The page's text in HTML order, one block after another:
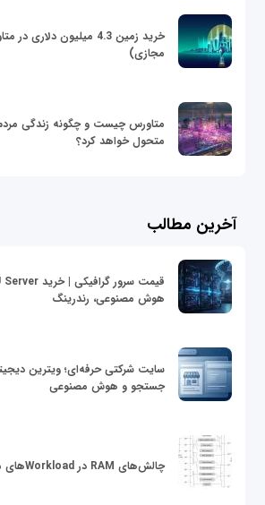
خرید زمین 4.3 میلیون
مجازی)
متاورس چیست و چگونه زندگی
متحول خواهد کرد؟
آخرین مطالب
هوش مصنوعی، رندرینگ
سایت شرکتی حرفه‌ای؛ ویترین
جستجو و هوش مصنوعی
چالش‌های RAM در Workloadهای محاسباتی HPC